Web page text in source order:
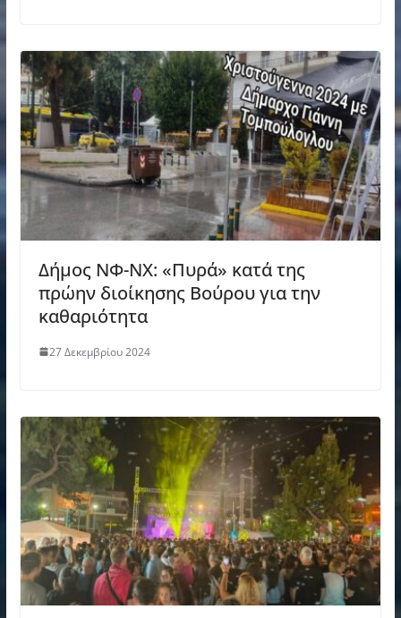
Δήμος ΝΦ-ΝΧ: «Πυρά» κατά της
πρώην διοίκησης Βούρου για την
καθαριότητα
27 Δεκεμβρίου 2024